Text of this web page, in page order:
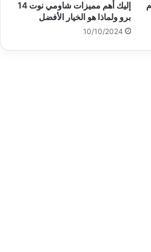
إليك أهم مميزات شاومي نوت 14
برو ولماذا هو الخيار الأفضل
10/10/2024